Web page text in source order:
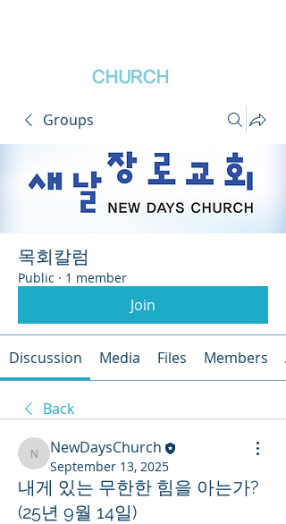
CHURCH
Groups
목회칼럼
Public · 1 member
Join
Discussion Media Files Members
Back
NewDaysChurch
NewDaysChurch
September 13, 2025
내게 있는 무한한 힘을 아는가?
(25년 9월 14일)